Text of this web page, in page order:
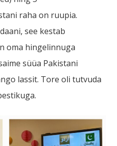
raha on ruupia.
see kestab
oma hingelinnuga
süüa Pakistani
lassit. Tore oli tutvuda